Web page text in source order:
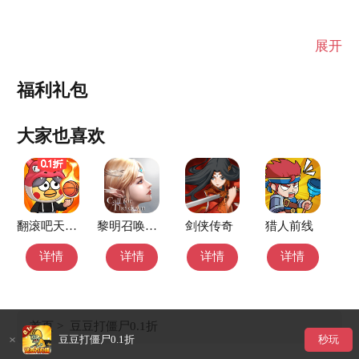
展开
福利礼包
大家也喜欢
翻滚吧天神（0.1折）
详情
黎明召唤H5
详情
剑侠传奇
详情
猎人前线
详情
首页 > 豆豆打僵尸0.1折
豆豆打僵尸0.1折 秒玩